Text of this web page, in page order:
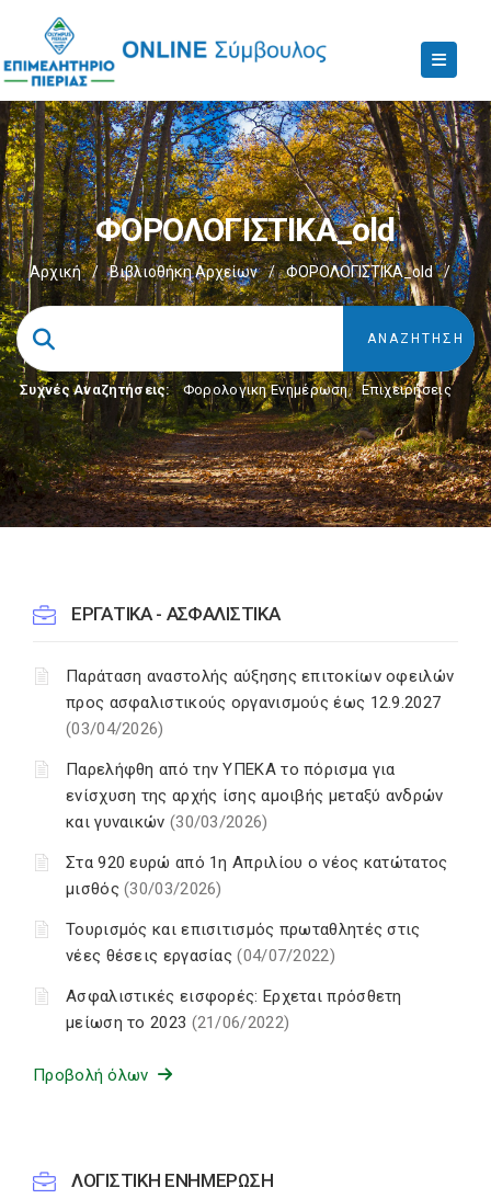
ΦΟΡΟΛΟΓΙΣΤΙΚΑ_old
Αρχική / Βιβλιοθήκη Αρχείων / ΦΟΡΟΛΟΓΙΣΤΙΚΑ_old /
Συχνές Αναζητήσεις: Φορολογικη Ενημέρωση, Επιχειρήσεις
ΕΡΓΑΤΙΚΑ - ΑΣΦΑΛΙΣΤΙΚΑ
Παράταση αναστολής αύξησης επιτοκίων οφειλών
προς ασφαλιστικούς οργανισμούς έως 12.9.2027
(03/04/2026)
Παρελήφθη από την ΥΠΕΚΑ το πόρισμα για
ενίσχυση της αρχής ίσης αμοιβής μεταξύ ανδρών
και γυναικών (30/03/2026)
Στα 920 ευρώ από 1η Απριλίου ο νέος κατώτατος
μισθός(30/03/2026)
Τουρισμός και επισιτισμός πρωταθλητές στις
νέες θέσεις εργασίας(04/07/2022)
Ασφαλιστικές εισφορές: Ερχεται πρόσθετη
μείωση το 2023 (21/06/2022)
Προβολή όλων
ΛΟΓΙΣΤΙΚΗ ΕΝΗΜΕΡΩΣΗ